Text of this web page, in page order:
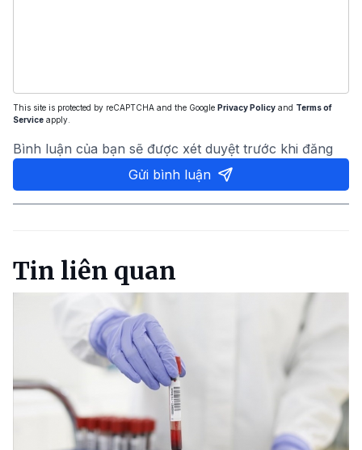
This site is protected by reCAPTCHA and the Google Privacy Policy and Terms of
Service apply.
Bình luận của bạn sẽ được xét duyệt trước khi đăng
Gửi bình luận
Tin liên quan